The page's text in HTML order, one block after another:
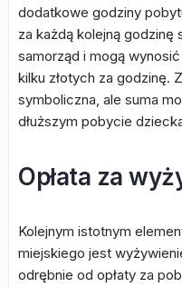
dodatkowe godziny
za każdą kolejną godzinę
samorząd i mogą
kilku złotych za godzinę.
symboliczna, ale suma
dłuższym pobycie
Opłata za
Kolejnym istotnym
miejskiego jest
odrębnie od opłaty za